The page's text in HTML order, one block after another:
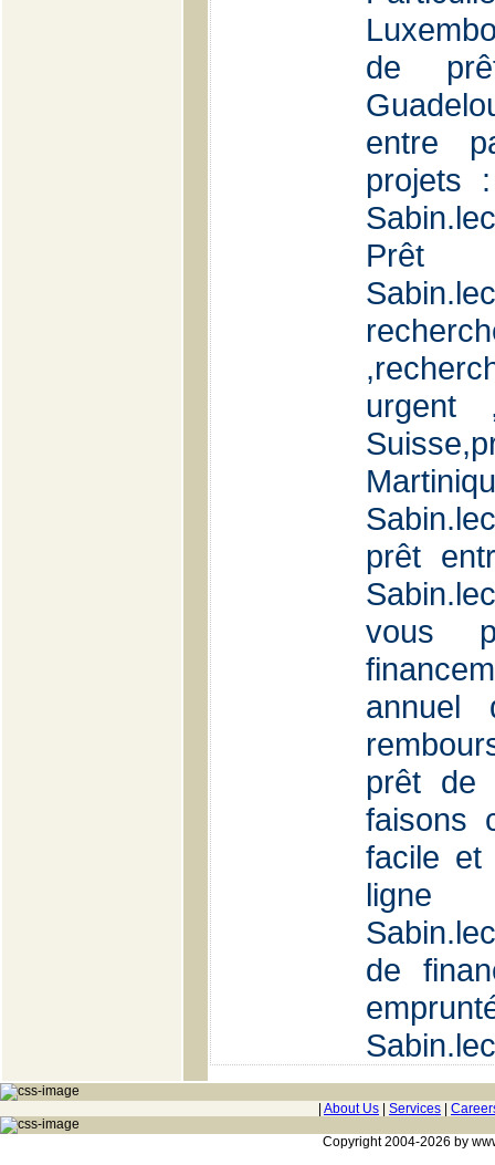
de
entre
projets
Prêt
urgent
prêt
vous
annuel
prêt de
faisons
facile et
de
About Us Services
Copyright 2004-2026 by